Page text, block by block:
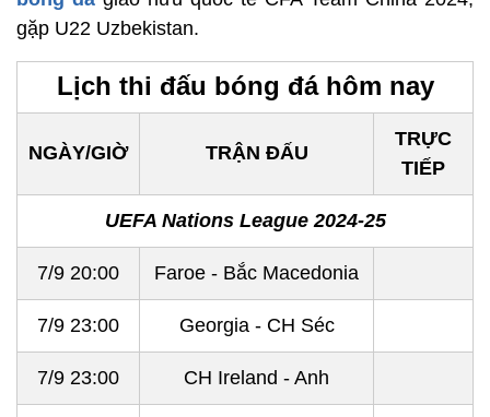
gặp U22 Uzbekistan.
Lịch thi đấu bóng đá hôm nay
NGÀY/GIỜ TRẬN ĐẤU
TRỰC
TIẾP
UEFA Nations League 2024-25
7/9 20:00 Faroe - Bắc Macedonia
7/9 23:00 Georgia - CH Séc
7/9 23:00 CH Ireland - Anh